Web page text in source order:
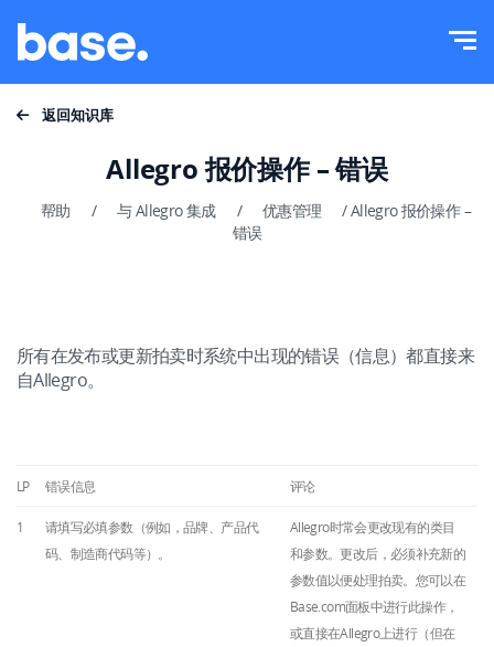
功能
订单管理器
价格自动化
Base Connect
用于电子商务的人工智能
教育
中文
english (US)
english (GB)
返回知识库
Allegro 报价操作 – 错误
帮助 / 与 Allegro 集成 / 优惠管理 /Allegro 报价操作 –
错误
所有在发布或更新拍卖时系统中出现的错误（信息）都直接来
自Allegro。
LP 错误信息 评论
1
请填写必填参数（例如，品牌、产品代
码、制造商代码等）。
Allegro时常会更改现有的类目
和参数。更改后，必须补充新的
参数值以便处理拍卖。您可以在
Base.com面板中进行此操作，
或直接在Allegro上进行（但在